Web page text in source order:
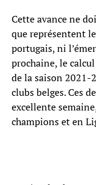
Cette avance ne
que représentent
portugais, ni
prochaine, le
de la saison 2021-
clubs belges. Ces
excellente
champions et en